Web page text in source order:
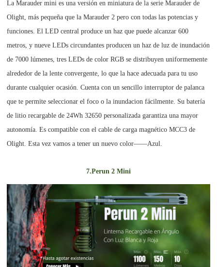
La Marauder mini es una versión en miniatura de la serie Marauder de
Olight, más pequeña que la Marauder 2 pero con todas las potencias y
funciones. El LED central produce un haz que puede alcanzar 600
metros, y nueve LEDs circundantes producen un haz de luz de inundación
de 7000 lúmenes, tres LEDs de color RGB se distribuyen uniformemente
alrededor de la lente convergente, lo que la hace adecuada para tu uso
durante cualquier ocasión. Cuenta con un sencillo interruptor de palanca
que te permite seleccionar el foco o la inundacion fácilmente. Su batería
de litio recargable de 24Wh 32650 personalizada garantiza una mayor
autonomía. Es compatible con el cable de carga magnético MCC3 de
Olight. Esta vez vamos a tener un nuevo color——Azul.
7.Perun 2 Mini